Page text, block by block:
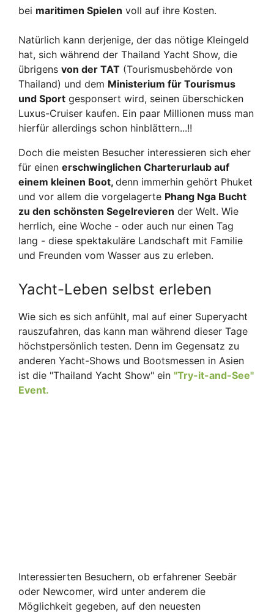
bei maritimen Spielen voll auf ihre Kosten.
Natürlich kann derjenige, der das nötige Kleingeld
hat, sich während der Thailand Yacht Show, die
übrigens von der TAT (Tourismusbehörde von
Thailand) und dem Ministerium für Tourismus
und Sport gesponsert wird, seinen überschicken
Luxus-Cruiser kaufen. Ein paar Millionen muss man
hierfür allerdings schon hinblättern...!!
Doch die meisten Besucher interessieren sich eher
für einen erschwinglichen Charterurlaub auf
einem kleinen Boot, denn immerhin gehört Phuket
und vor allem die vorgelagerte Phang Nga Bucht
zu den schönsten Segelrevieren der Welt. Wie
herrlich, eine Woche - oder auch nur einen Tag
lang - diese spektakuläre Landschaft mit Familie
und Freunden vom Wasser aus zu erleben.
Yacht-Leben selbst erleben
Wie sich es sich anfühlt, mal auf einer Superyacht
rauszufahren, das kann man während dieser Tage
höchstpersönlich testen. Denn im Gegensatz zu
anderen Yacht-Shows und Bootsmessen in Asien
ist die "Thailand Yacht Show" ein "Try-it-and-See"
Event.
Interessierten Besuchern, ob erfahrener Seebär
oder Newcomer, wird unter anderem die
Möglichkeit gegeben, auf den neuesten